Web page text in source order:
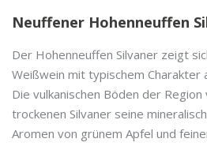
Neuffener Hohenneuffen
Der Hohenneuffen Silvaner zeigt
Weißwein mit typischem Charakter
Die vulkanischen Böden der
trockenen Silvaner seine
Aromen von grünem Apfel und